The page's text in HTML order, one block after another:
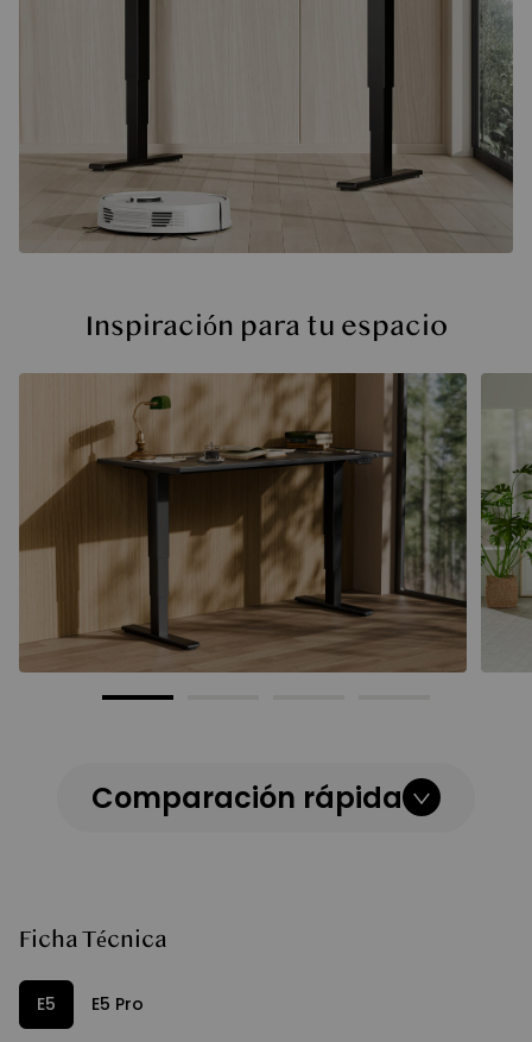
Inspiración para tu espacio
Comparación rápida
Ficha Técnica
E5 E5 Pro